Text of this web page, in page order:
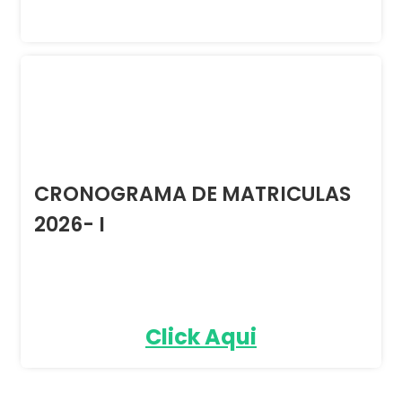
CRONOGRAMA DE MATRICULAS
2026- I
Click Aqui